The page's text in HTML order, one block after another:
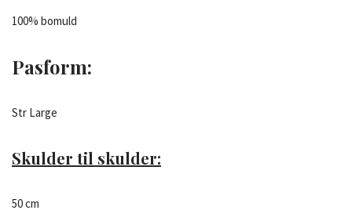
100% bomuld
Pasform:
Str Large
Skulder til skulder:
50 cm